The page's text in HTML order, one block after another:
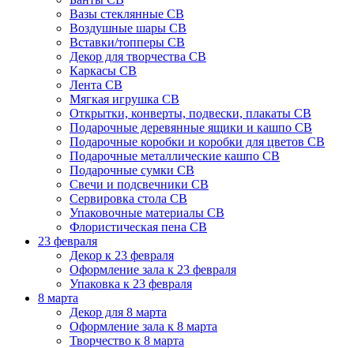
Вазы стеклянные СВ
Воздушные шары СВ
Вставки/топперы СВ
Декор для творчества СВ
Каркасы СВ
Лента СВ
Мягкая игрушка СВ
Открытки, конверты, подвески, плакаты СВ
Подарочные деревянные ящики и кашпо СВ
Подарочные коробки и коробки для цветов СВ
Подарочные металлические кашпо СВ
Подарочные сумки СВ
Свечи и подсвечники СВ
Сервировка стола СВ
Упаковочные материалы СВ
Флористическая пена СВ
23 февраля
Декор к 23 февраля
Оформление зала к 23 февраля
Упаковка к 23 февраля
8 марта
Декор для 8 марта
Оформление зала к 8 марта
Творчество к 8 марта